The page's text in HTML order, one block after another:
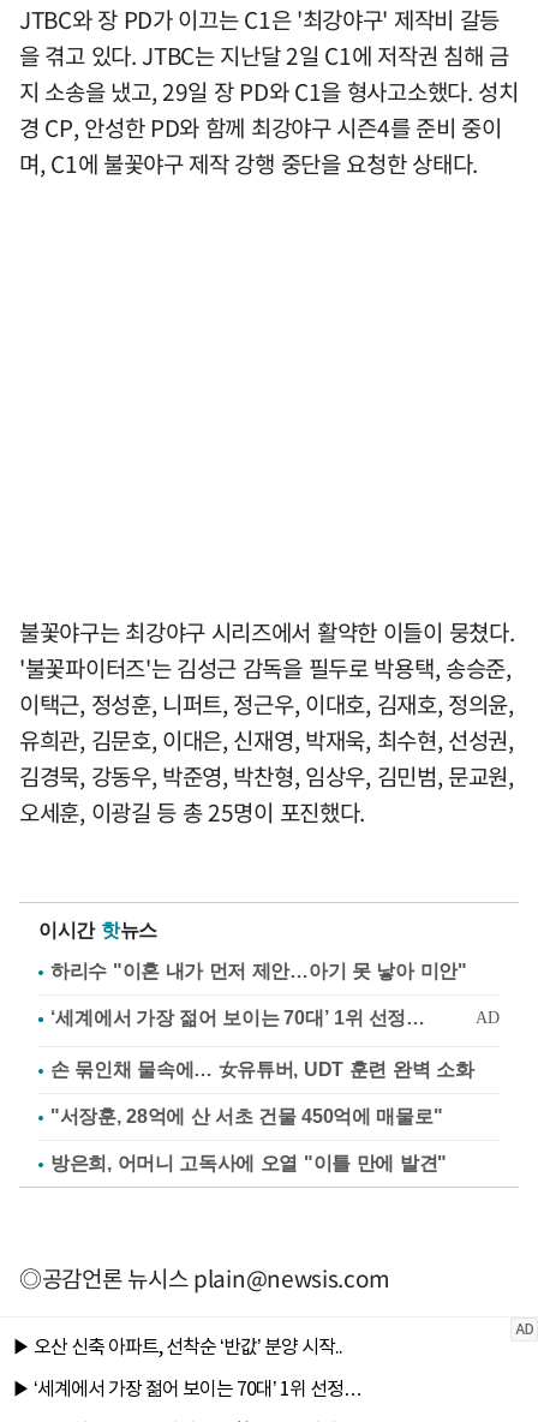
JTBC와 장 PD가 이끄는 C1은 '최강야구' 제작비 갈등
을 겪고 있다. JTBC는 지난달 2일 C1에 저작권 침해 금
지 소송을 냈고, 29일 장 PD와 C1을 형사고소했다. 성치
경 CP, 안성한 PD와 함께 최강야구 시즌4를 준비 중이
며, C1에 불꽃야구 제작 강행 중단을 요청한 상태다.
불꽃야구는 최강야구 시리즈에서 활약한 이들이 뭉쳤다.
'불꽃파이터즈'는 김성근 감독을 필두로 박용택, 송승준,
이택근, 정성훈, 니퍼트, 정근우, 이대호, 김재호, 정의윤,
유희관, 김문호, 이대은, 신재영, 박재욱, 최수현, 선성권,
김경묵, 강동우, 박준영, 박찬형, 임상우, 김민범, 문교원,
오세훈, 이광길 등 총 25명이 포진했다.
이시간 핫뉴스
하리수 "이혼 내가 먼저 제안…아기 못 낳아 미안"
손 묶인채 물속에… 女유튜버, UDT 훈련 완벽 소화
"서장훈, 28억에 산 서초 건물 450억에 매물로"
방은희, 어머니 고독사에 오열 "이틀 만에 발견"
◎공감언론 뉴시스plain@newsis.com